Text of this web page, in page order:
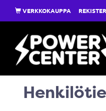
VERKKOKAUPPA